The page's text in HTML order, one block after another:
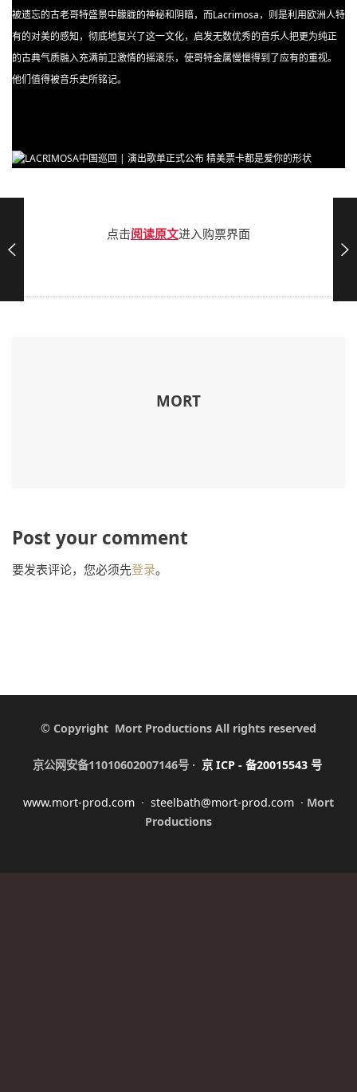
被遗忘的古老哥特盛景中朦胧的神秘和阴暗，而Lacrimosa，则是利用欧洲人特
有的对美的感知，彻底地复兴了这一文化，启发无数优秀的音乐人把更为纯正
的古典气质融入充满前卫激情的摇滚乐，使哥特金属慢慢得到了应有的重视。
他们值得被音乐史所铭记。
点击阅读原文进入购票界面
MORT
Post your comment
要发表评论，您必须先登录。
© Copyright Mort Productions All rights reserved
京公网安备11010602007146号 · 京ICP - 备20015543 号
www.mort-prod.com · steelbath@mort-prod.com · Mort
Productions